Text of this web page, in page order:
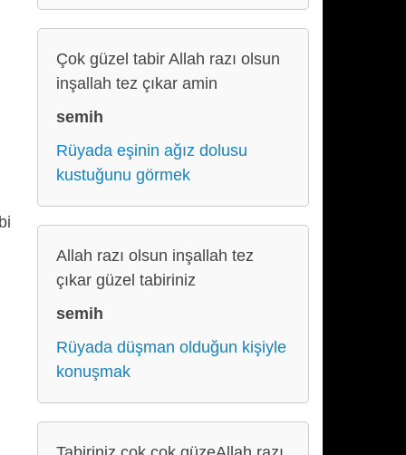
Çok güzel tabir Allah razı olsun
inşallah tez çıkar amin
semih
Rüyada eşinin ağız dolusu
kustuğunu görmek
Allah razı olsun inşallah tez
çıkar güzel tabiriniz
semih
Rüyada düşman olduğun kişiyle
konuşmak